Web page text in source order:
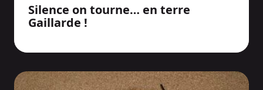
Silence on tourne… en terre
Gaillarde !